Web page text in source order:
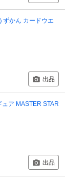
かん カードウエ
出品
ア MASTER STAR
出品